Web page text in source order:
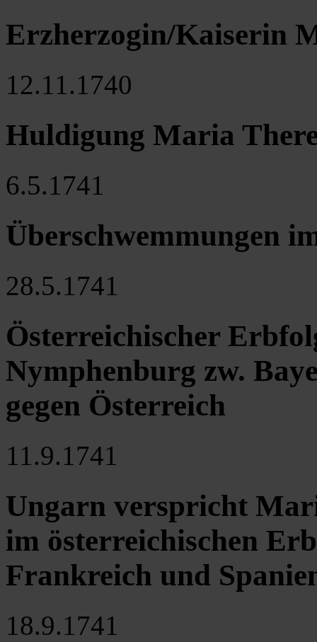
Erzherzogin/Kaiserin
12.11.1740
Huldigung Maria
6.5.1741
Überschwemmungen
28.5.1741
Österreichischer
Nymphenburg zw.
gegen Österreich
11.9.1741
Ungarn verspricht
im österreichischen
Frankreich und
18.9.1741